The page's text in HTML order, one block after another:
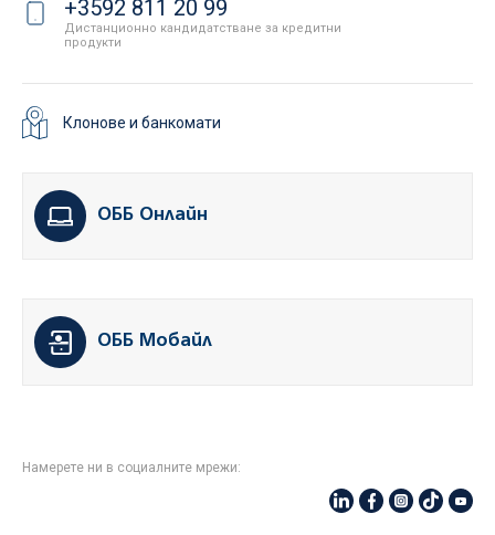
+3592 811 20 99
Дистанционно кандидатстване за кредитни
продукти
Клонове и банкомати
ОББ Онлайн
ОББ Мобайл
Намерете ни в социалните мрежи: